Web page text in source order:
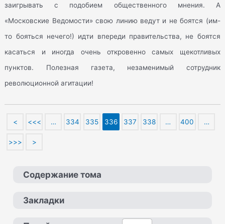
заигрывать с подобием общественного мнения. А
«Московские Ведомости» свою линию ведут и не боятся (им-
то бояться нечего!) идти впереди правительства, не боятся
касаться и иногда очень откровенно самых щекотливых
пунктов. Полезная газета, незаменимый сотрудник
революционной агитации!
< <<< … 334 335 336 337 338 … 400 …
>>> >
Содержание тома
Закладки